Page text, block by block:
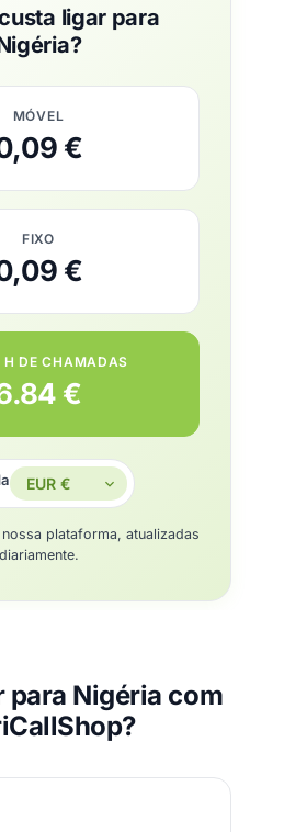
ligar para
MÓVEL
€
FIXO
€
H DE CHAMADAS
€
plataforma, atualizadas
diariamente.
para Nigéria com